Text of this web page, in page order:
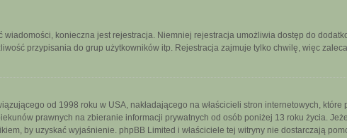
konieczna jest rejestracja. Niemniej rejestracja umożliwia dostęp do
przypisania do grup użytkowników itp. Rejestracja zajmuje tylko chwilę, więc
od 1998 roku w USA, nakładającego na właścicieli stron internetowych,
prawnych na zbieranie informacji prywatnych od osób poniżej 13 roku życia.
by uzyskać wyjaśnienie. phpBB Limited i właściciele tej witryny nie dostarczają